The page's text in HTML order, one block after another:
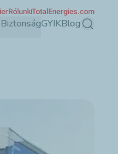
BiztonságGYIKBlog Keresés
RólunkTotalEnergies.com